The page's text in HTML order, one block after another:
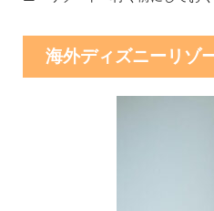
海外ディズニーリゾ